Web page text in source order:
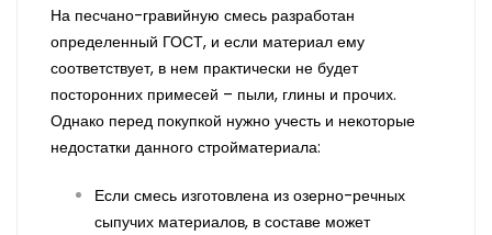
На песчано-гравийную смесь разработан
определенный ГОСТ, и если материал ему
соответствует, в нем практически не будет
посторонних примесей – пыли, глины и прочих.
Однако перед покупкой нужно учесть и некоторые
недостатки данного стройматериала:
Если смесь изготовлена из озерно-речных
сыпучих материалов, в составе может